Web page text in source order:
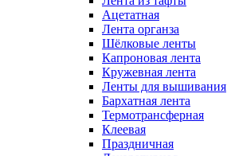
Ацетатная
Лента органза
Шёлковые ленты
Капроновая лента
Кружевная лента
Ленты для вышивания
Бархатная лента
Термотрансферная
Клеевая
Праздничная